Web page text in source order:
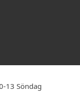
13 Söndag